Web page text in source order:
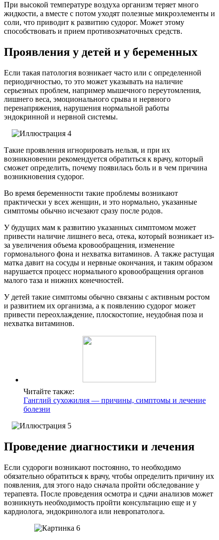
При высокой температуре воздуха организм теряет много
жидкости, а вместе с потом уходят полезные микроэлементы и
соли, что приводит к развитию судорог. Может этому
способствовать и прием противозачаточных средств.
Проявления у детей и у беременных
Если такая патология возникает часто или с определенной
периодичностью, то это может указывать на наличие
серьезных проблем, например мышечного переутомления,
лишнего веса, эмоционального срыва и нервного
перенапряжения, нарушения нормальной работы
эндокринной и нервной системы.
Такие проявления игнорировать нельзя, и при их
возникновении рекомендуется обратиться к врачу, который
сможет определить, почему появилась боль и в чем причина
возникновения судорог.
Во время беременности такие проблемы возникают
практически у всех женщин, и это нормально, указанные
симптомы обычно исчезают сразу после родов.
У будущих мам к развитию указанных симптомом может
привести наличие лишнего веса, отека, который возникает из-
за увеличения объема кровообращения, изменение
гормонального фона и нехватка витаминов. А также растущая
матка давит на сосуды и нервные окончания, и таким образом
нарушается процесс нормального кровообращения органов
малого таза и нижних конечностей.
У детей такие симптомы обычно связаны с активным ростом
и развитием их организма, а к появлению судорог может
привести переохлаждение, плоскостопие, неудобная поза и
нехватка витаминов.
Читайте также:
Ганглий сухожилия — причины, симптомы и лечение
болезни
Проведение диагностики и лечения
Если судороги возникают постоянно, то необходимо
обязательно обратиться к врачу, чтобы определить причину их
появления, для этого надо сначала пройти обследование у
терапевта. После проведения осмотра и сдачи анализов может
возникнуть необходимость пройти консультацию еще и у
кардиолога, эндокринолога или невропатолога.